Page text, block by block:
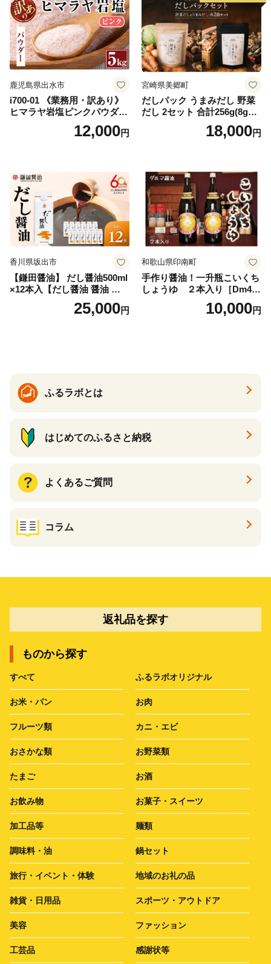
鹿児島県出水市
i700-01 《業務用・訳あり》
ヒマラヤ岩塩ピンクパウダー
タイプ(5kg) 岩塩 塩 調味料
しお 保存料不使用 天然 パウ
ティースマイル】
12,000円
宮崎県美郷町
だしパック うまみだし 野菜
だし 2セット 合計256g(8g×8
パック×2種×2セット) [岡田商
店 宮崎県 美郷町 31ac0069]
18,000円
香川県坂出市
【鎌田醤油】 だし醤油500ml
×12本入【だし醤油 醤油 人気
おすすめ 人気だし醤油 出汁
25,000円
和歌山県印南町
手作り醤油！一升瓶こいくち
しょうゆ ２本入り［Dm4］
｜手作り 醤油 和歌山県 印南
町 一升瓶 こいくちしょうゆ
10,000円
ふるラボとは
はじめてのふるさと納税
よくあるご質問
コラム
返礼品を探す
ものから探す
すべて ふるラボオリジナル
お米・パン お肉
フルーツ類 カニ・エビ
おさかな類 お野菜類
たまご お酒
お飲み物 お菓子・スイーツ
加工品等 麺類
調味料・油 鍋セット
旅行・イベント・体験 地域のお礼の品
雑貨・日用品 スポーツ・アウトドア
美容 ファッション
工芸品 感謝状等